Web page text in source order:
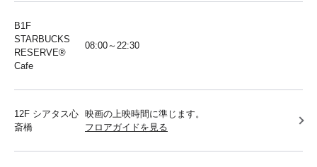
B1F
STARBUCKS
RESERVE®︎
Cafe
08:00～22:30
12F シアタス心
斎橋
映画の上映時間に準じます。
フロアガイドを見る